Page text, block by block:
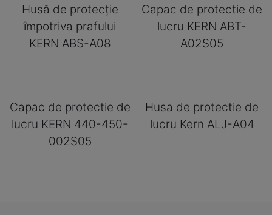
Husă de protecție
împotriva prafului
KERN ABS-A08
Capac de protectie de
lucru KERN ABT-
A02S05
Capac de protectie de
lucru KERN 440-450-
002S05
Husa de protectie de
lucru Kern ALJ-A04